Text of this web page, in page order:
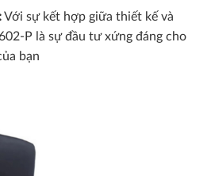
Với sự kết hợp giữa thiết kế và
P là sự đầu tư xứng đáng cho
bạn